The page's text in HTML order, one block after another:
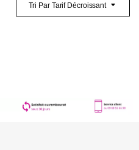
Tri Par Tarif Décroissant